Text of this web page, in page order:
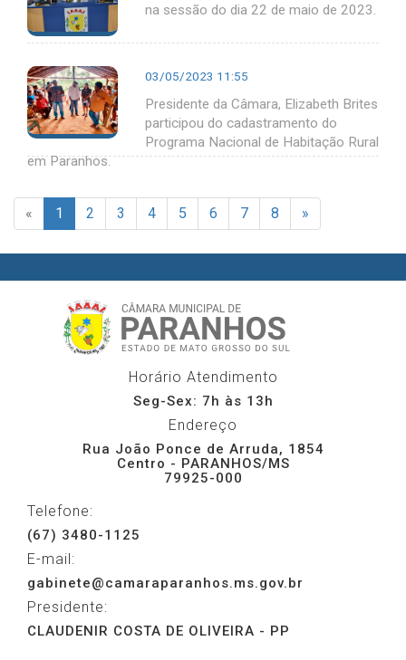
na sessão do dia 22 de maio de 2023.
03/05/2023 11:55
Presidente da Câmara, Elizabeth Brites
participou do cadastramento do
Programa Nacional de Habitação Rural
em Paranhos.
« 1 2 3 4 5 6 7 8 »
Horário Atendimento
Seg-Sex: 7h às 13h
Endereço
Rua João Ponce de Arruda, 1854
Centro - PARANHOS/MS
79925-000
Telefone:
(67) 3480-1125
E-mail:
gabinete@camaraparanhos.ms.gov.br
Presidente:
CLAUDENIR COSTA DE OLIVEIRA - PP